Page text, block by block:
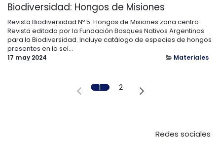
Biodiversidad: Hongos de Misiones
Revista Biodiversidad Nº 5: Hongos de Misiones zona centro
Revista editada por la Fundación Bosques Nativos Argentinos
para la Biodiversidad. Incluye catálogo de especies de hongos
presentes en la sel...
17 may 2024 Materiales
1 2
Redes sociales